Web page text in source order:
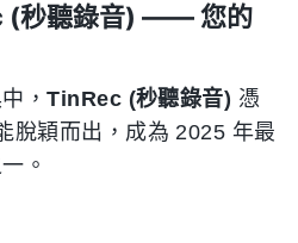
(秒聽錄音) —— 您的
，TinRec (秒聽錄音) 憑
脫穎而出，成為 2025 年最
。